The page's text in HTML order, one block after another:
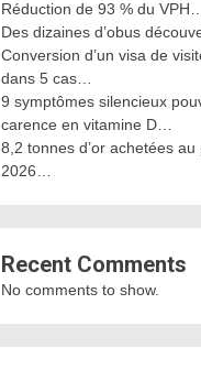
Réduction de 93 % du
Des dizaines d’obus
Conversion d’un visa de
dans 5 cas…
9 symptômes silencieux
carence en vitamine D…
8,2 tonnes d’or achetées
2026…
Recent Comments
No comments to show.